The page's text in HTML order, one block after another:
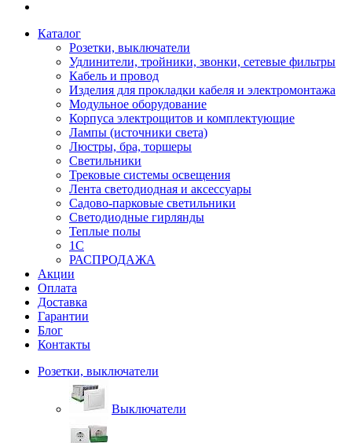
Каталог
Розетки, выключатели
Удлинители, тройники, звонки, сетевые фильтры
Кабель и провод
Изделия для прокладки кабеля и электромонтажа
Модульное оборудование
Корпуса электрощитов и комплектующие
Лампы (источники света)
Люстры, бра, торшеры
Светильники
Трековые системы освещения
Лента светодиодная и аксессуары
Садово-парковые светильники
Светодиодные гирлянды
Теплые полы
1С
РАСПРОДАЖА
Акции
Оплата
Доставка
Гарантии
Блог
Контакты
Розетки, выключатели
Выключатели